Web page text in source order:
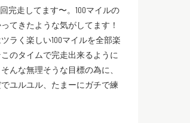
回完走してます〜。100マイルの
てきたような気がしてます！
ラく楽しい100マイルを全部楽
のタイムで完走出来るように
んな無理そうな目標の為に、
ユルユル、たまーにガチで練